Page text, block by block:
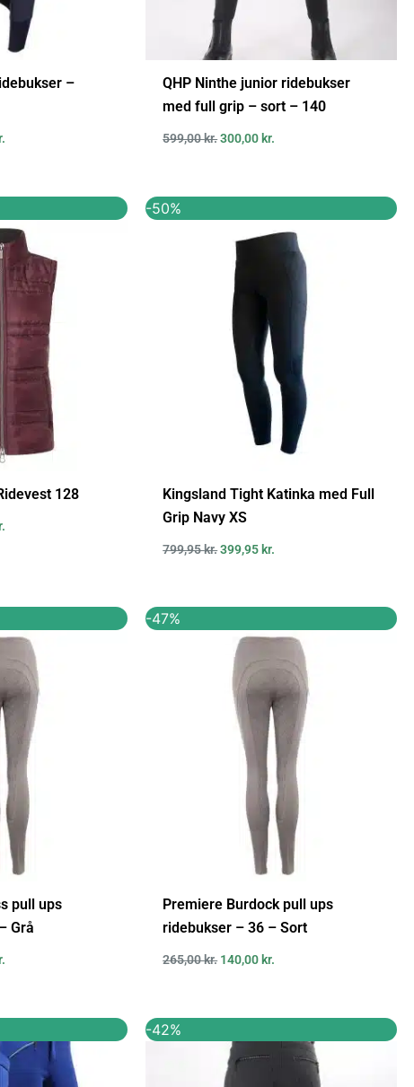
–
QHP Ninthe junior ridebukser
med full grip – sort – 140
599,00kr.300,00 kr.
128
aktuelle
pris
214,95 kr..
-50%
Kingsland Tight Katinka med Full
Grip Navy XS
799,95kr.
oprindelige
var:
799,95 kr..
399,95 kr.
aktuelle
pris
er:
399,95 kr..
pull ups
Grå
aktuelle
140,00 kr..
-47%
Premiere Burdock pull ups
ridebukser – 36 – Sort
265,00kr.
oprindelige
pris
var:
265,00 kr..
140,00 kr.
aktuelle
140,00 kr..
aktuelle
pris
er:
-42%
oprindelige
pris
var:
aktuelle
pris